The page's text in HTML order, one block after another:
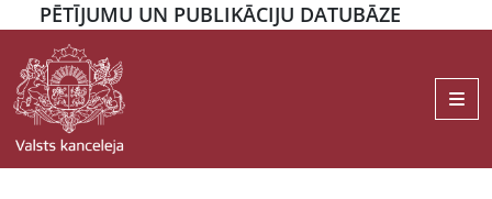
PĒTĪJUMU UN PUBLIKĀCIJU DATUBĀZE